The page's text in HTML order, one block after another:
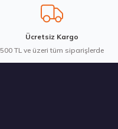
Ücretsiz Kargo
500 TL ve üzeri tüm siparişlerde